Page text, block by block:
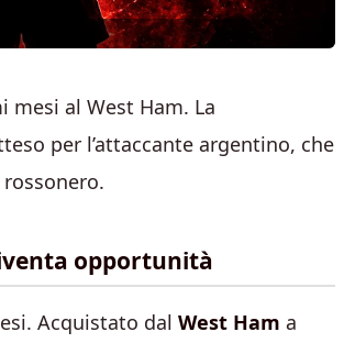
mesi al West Ham. La
per l’attaccante argentino, che
opportunità
Acquistato dal West Ham a